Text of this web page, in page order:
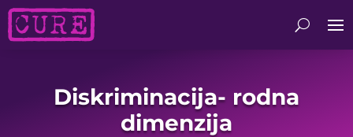
Diskriminacija- rodna
dimenzija